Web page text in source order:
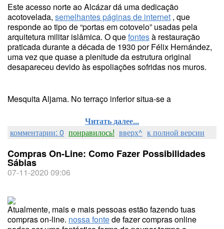
Este acesso norte ao Alcázar dá uma dedicação
acotovelada, semelhantes páginas de internet , que
responde ao tipo de “portas em cotovelo” usadas pela
arquitetura militar islâmica. O quefontesà restauração
praticada durante a década de 1930 por Félix Hernández,
uma vez que quase a plenitude da estrutura original
desapareceu devido às espoliações sofridas nos muros.
Mesquita Aljama. No terraço inferior situa-se a
Читать далее...
комментарии: 0 понравилось! вверх^ к полной версии
Compras On-Line: Como Fazer Possibilidades
Sábias
07-11-2020 09:06
Atualmente, mais e mais pessoas estão fazendo tuas
compras on-line. nossa fontede fazer compras online